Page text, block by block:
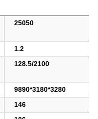
25050
1.2
128.5/2100
9890*3180*3280
146